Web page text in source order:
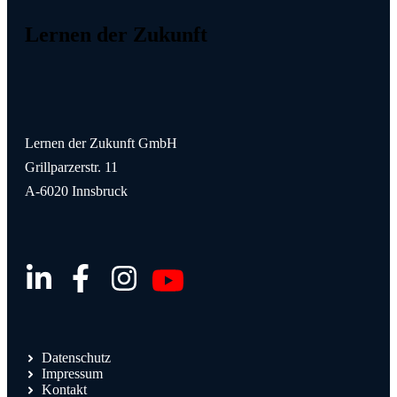
Lernen der Zukunft
Lernen der Zukunft GmbH
Grillparzerstr. 11
A-6020 Innsbruck
Datenschutz
Impressum
Kontakt